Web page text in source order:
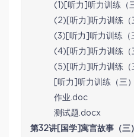
(1)[听力]听力训练（
(2)[听力]听力训练（
(3)[听力]听力训练（
(4)[听力]听力训练（
(5)[听力]听力训练（
[听力]听力训练（三
作业.doc
测试题.docx
第32讲[国学]寓言故事（三）